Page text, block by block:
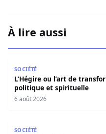
À lire aussi
SOCIÉTÉ
L’Hégire ou l’art de
politique et spirituelle
6 août 2026
SOCIÉTÉ